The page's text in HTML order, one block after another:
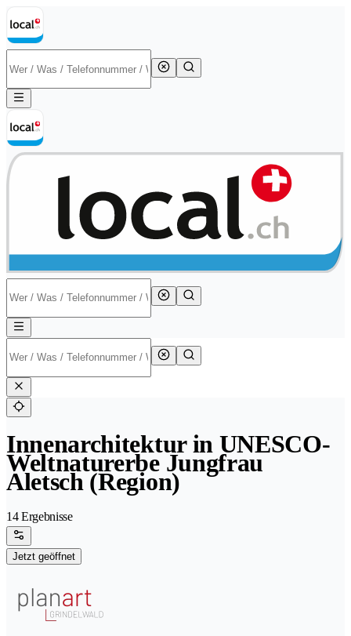
Innenarchitektur in UNESCO-
Weltnaturerbe Jungfrau
Aletsch (Region)
14 Ergebnisse
Jetzt geöffnet